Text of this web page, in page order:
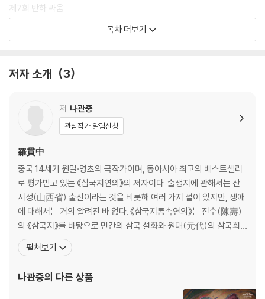
제7회 반하 싸움
제8회 초선에게 머리 조아리는 왕윤
제12회 조조와 여포의 싸움
목차 더보기
저자 소개 3
저 나관중
관심작가 알림신청
羅貫中
중국 14세기 원말·명초의 극작가이며, 동아시아 최고의 베스트셀러
로 평가받고 있는 《삼국지연의》의 저자이다. 출생지에 관해서는 산
시성(山西省) 출신이라는 것을 비롯해 여러 가지 설이 있지만, 생애
에 대해서는 거의 알려진 바 없다. 《삼국지통속연의》는 진수(陳壽)
의 《삼국지》를 바탕으로 민간의 삼국 설화와 원대(元代)의 삼국희
(三國戱) 등 여기저기 흩어져 있는 삼국에 관한 이야기를 한꺼번에
엮어 펴낸 것이다. 이 외에 《수호지》, 《수당연의》, 《잔당오대사연
때 동아시아에서 셰익스피어 또는 일리아스를 쓴 호메로스
펼쳐보기
나관중의 다른 상품